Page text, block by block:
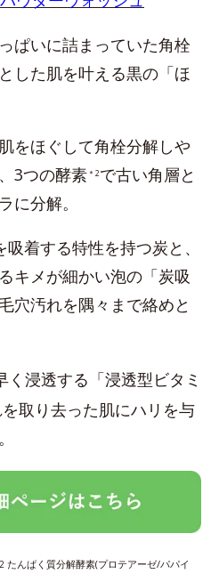
ぱいに詰まっていた角栓
した肌を叶える黒の「ほ
をほぐして角栓分解しや
3つの酵素＊2で古い角層と
に分解。
着する特性を持つ炭と、
キメが細かい泡の「炭吸
穴汚れを隅々まで絡めと
く浸透する「浸透型ビタミ
取り去った肌にハリを与
たんぱく質分解酵素(プロテアーゼ/パパイ